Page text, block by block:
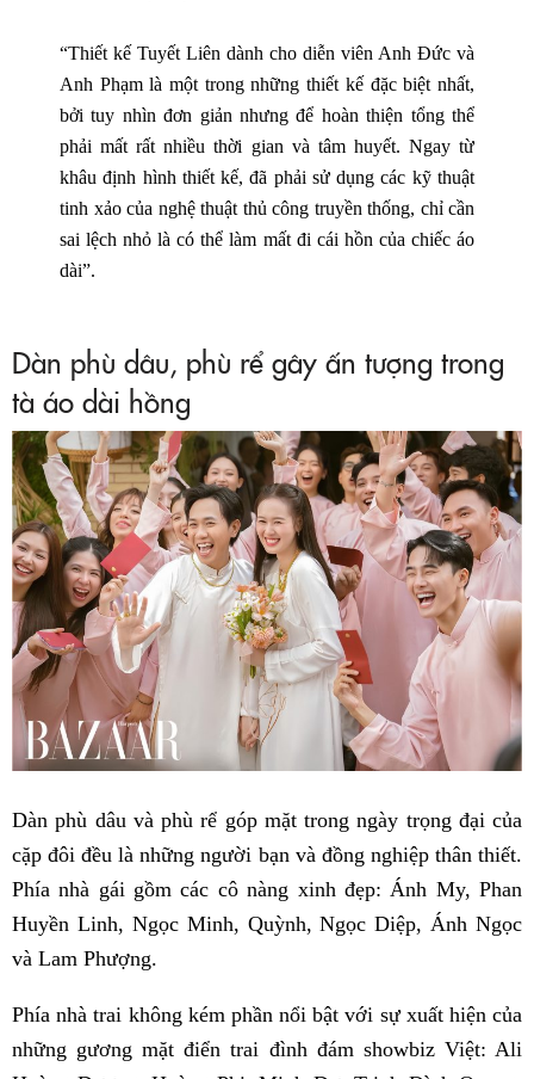
“Thiết kế Tuyết Liên dành cho diễn viên Anh Đức và
Anh Phạm là một trong những thiết kế đặc biệt nhất,
bởi tuy nhìn đơn giản nhưng để hoàn thiện tổng thể
phải mất rất nhiều thời gian và tâm huyết. Ngay từ
khâu định hình thiết kế, đã phải sử dụng các kỹ thuật
tinh xảo của nghệ thuật thủ công truyền thống, chỉ cần
sai lệch nhỏ là có thể làm mất đi cái hồn của chiếc áo
dài”.
Dàn phù dâu, phù rể gây ấn tượng trong
tà áo dài hồng
Dàn phù dâu và phù rể góp mặt trong ngày trọng đại của
cặp đôi đều là những người bạn và đồng nghiệp thân thiết.
Phía nhà gái gồm các cô nàng xinh đẹp: Ánh My, Phan
Huyền Linh, Ngọc Minh, Quỳnh, Ngọc Diệp, Ánh Ngọc
và Lam Phượng.
Phía nhà trai không kém phần nổi bật với sự xuất hiện của
những gương mặt điển trai đình đám showbiz Việt: Ali